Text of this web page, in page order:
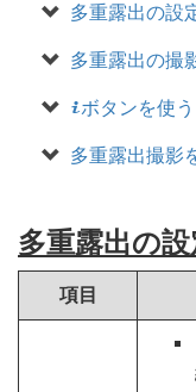
多重露出の設
多重露出の撮
iボタンを使う
多重露出撮影
多重露出の設
項目